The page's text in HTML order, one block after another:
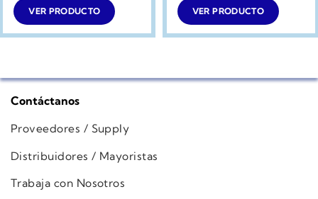
VER PRODUCTO VER PRODUCTO
Contáctanos
Proveedores / Supply
Distribuidores / Mayoristas
Trabaja con Nosotros